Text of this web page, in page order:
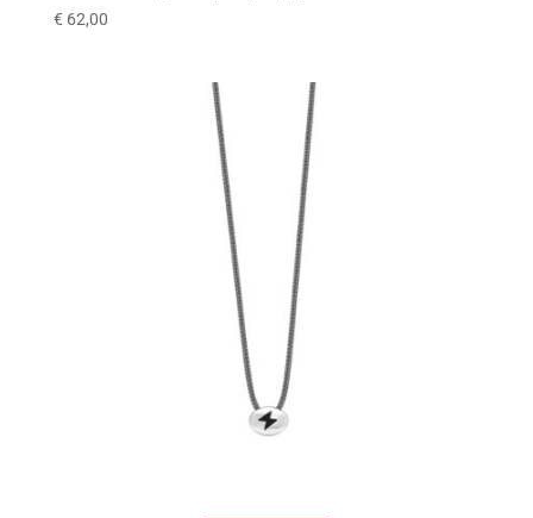
€ 62,00